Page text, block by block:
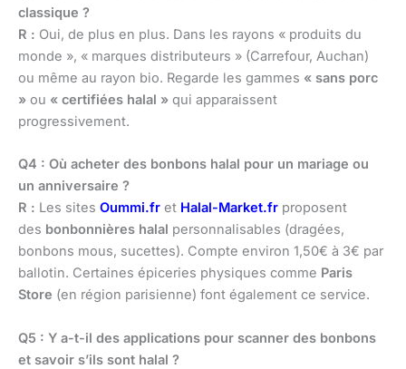
classique ?
R : Oui, de plus en plus. Dans les rayons « produits du
monde », « marques distributeurs » (Carrefour, Auchan)
ou même au rayon bio. Regarde les gammes « sans porc
» ou « certifiées halal » qui apparaissent
progressivement.
Q4 : Où acheter des bonbons halal pour un mariage ou
un anniversaire ?
R : Les sites Oummi.fr et Halal-Market.fr proposent
des bonbonnières halal personnalisables (dragées,
bonbons mous, sucettes). Compte environ 1,50€ à 3€ par
ballotin. Certaines épiceries physiques comme Paris
Store (en région parisienne) font également ce service.
Q5 : Y a-t-il des applications pour scanner des bonbons
et savoir s’ils sont halal ?